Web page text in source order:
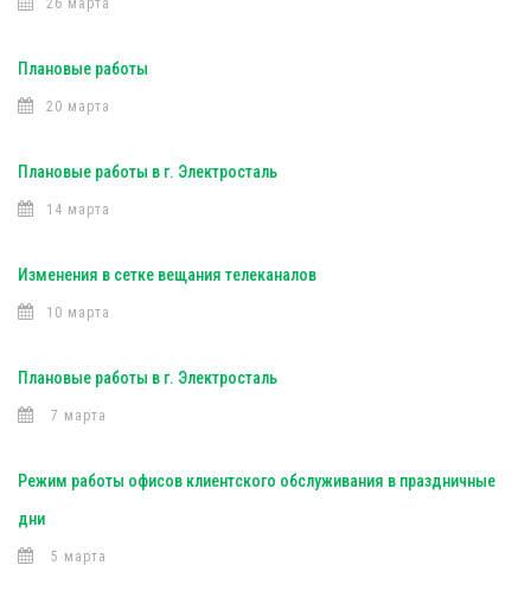
26 марта
Плановые работы
20 марта
Плановые работы в г. Электросталь
14 марта
Изменения в сетке вещания телеканалов
10 марта
Плановые работы в г. Электросталь
7 марта
Режим работы офисов клиентского обслуживания в праздничные
дни
5 марта